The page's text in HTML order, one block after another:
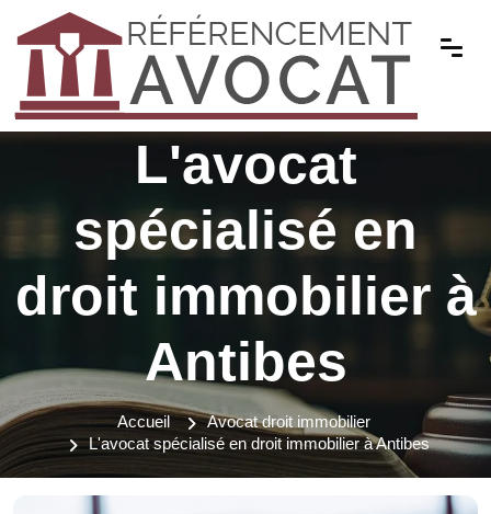
L'avocat
spécialisé en
droit immobilier à
Antibes
Accueil
Avocat droit immobilier
L'avocat spécialisé en droit immobilier à Antibes